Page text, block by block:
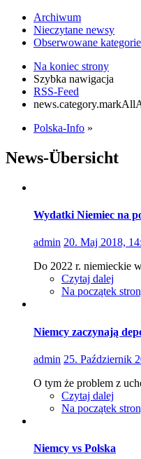
Archiwum
Nieczytane newsy
Obserwowane kategorie
Na koniec strony
Szybka nawigacja
RSS-Feed
Polska-Info »
News-Übersicht
Wydatki Niemiec na
admin 20. Maj 2018,
Do 2022 r. niemieckie
Czytaj dalej
Na początek
Niemcy zaczynają
admin 25. Październik
O tym że problem z
Czytaj dalej
Na początek
Niemcy vs Polska